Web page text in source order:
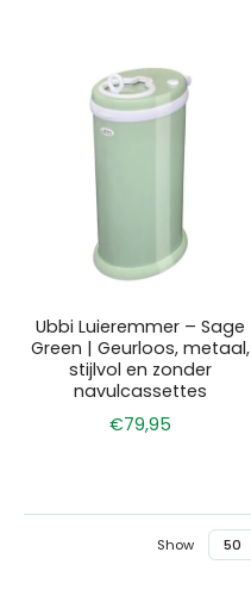
Ubbi Luieremmer – Sage
Green | Geurloos, metaal,
stijlvol en zonder
navulcassettes
€79,95
Show